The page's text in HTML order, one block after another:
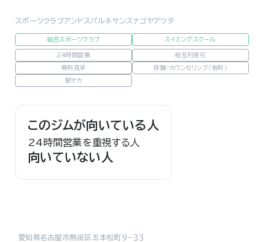
スポーツクラブアンドスパルネサンスナゴヤアツタ
総合スポーツクラブ スイミングスクール
24時間営業 相互利用可
無料見学 体験・カウンセリング（有料）
駅チカ
このジムが向いている人
24時間営業を重視する人
向いていない人
愛知県名古屋市熱田区五本松町９−３３